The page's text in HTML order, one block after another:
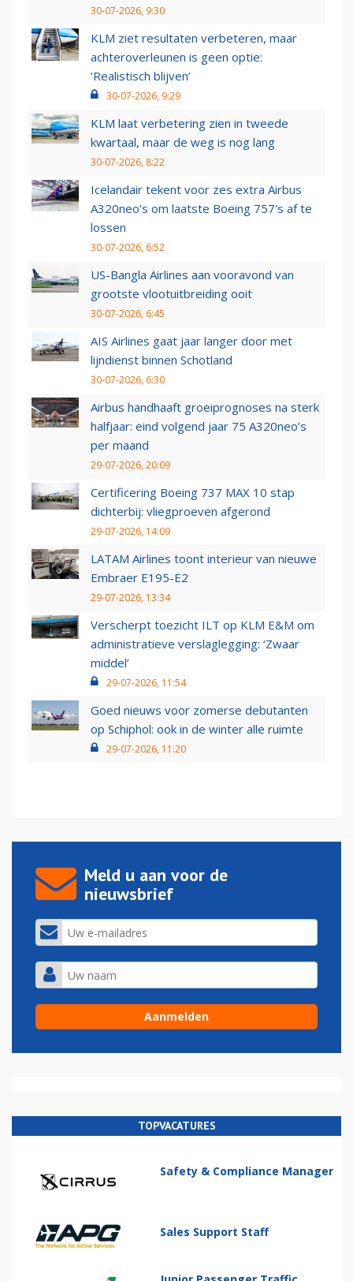
30-07-2026, 9:30
KLM ziet resultaten verbeteren, maar
achteroverleunen is geen optie:
‘Realistisch blijven’
30-07-2026, 9:29
KLM laat verbetering zien in tweede
kwartaal, maar de weg is nog lang
30-07-2026, 8:22
Icelandair tekent voor zes extra Airbus
A320neo's om laatste Boeing 757's af te
lossen
30-07-2026, 6:52
US-Bangla Airlines aan vooravond van
grootste vlootuitbreiding ooit
30-07-2026, 6:45
AIS Airlines gaat jaar langer door met
lijndienst binnen Schotland
30-07-2026, 6:30
Airbus handhaaft groeiprognoses na sterk
halfjaar: eind volgend jaar 75 A320neo’s
per maand
29-07-2026, 20:09
Certificering Boeing 737 MAX 10 stap
dichterbij: vliegproeven afgerond
29-07-2026, 14:09
LATAM Airlines toont interieur van nieuwe
Embraer E195-E2
29-07-2026, 13:34
Verscherpt toezicht ILT op KLM E&M om
administratieve verslaglegging: ‘Zwaar
middel’
29-07-2026, 11:54
Goed nieuws voor zomerse debutanten
op Schiphol: ook in de winter alle ruimte
29-07-2026, 11:20
Meld u aan voor de
nieuwsbrief
TOPVACATURES
Safety & Compliance Manager
Sales Support Staff